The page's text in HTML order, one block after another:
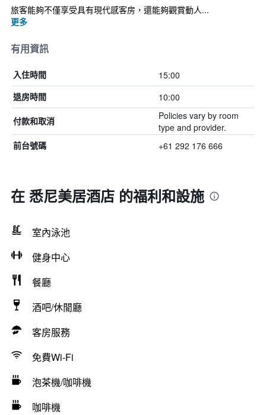
旅客能夠不僅享受具有現代感客房，還能夠觀賞動人...
更多
有用資訊
入住時間 15:00
退房時間 10:00
付款和取消
Policies vary by room
type and provider.
前台號碼 +61 292 176 666
在 悉尼美居酒店 的福利和設施
室內泳池
健身中心
餐廳
酒吧/休閒廳
客房服務
免費Wi-Fi
泡茶機/咖啡機
咖啡機